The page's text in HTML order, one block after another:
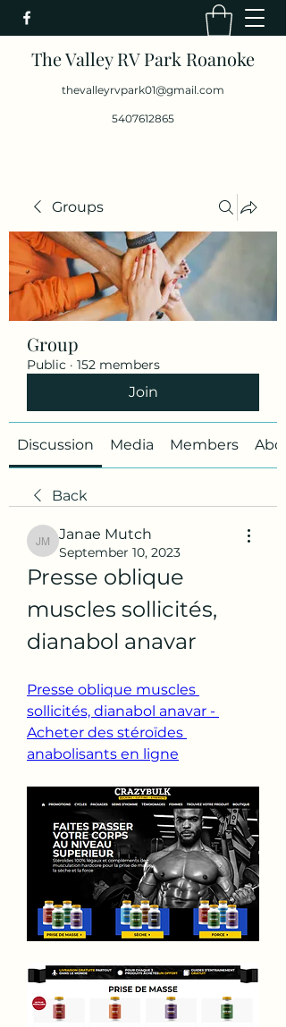
The Valley RV Park Roanoke
thevalleyrvpark01@gmail.com
5407612865
Groups
Group
Public · 152 members
Join
Discussion Media Members
Back
Janae Mutch
Janae Mutch
September 10, 2023
Presse oblique
muscles sollicités,
dianabol anavar
Presse oblique muscles
sollicités, dianabol anavar -
Acheter des stéroïdes
anabolisants en ligne